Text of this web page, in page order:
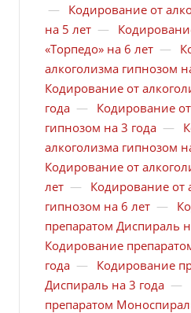
—
Кодирование от
на 5 лет —
«Торпедо» на 6 лет —
алкоголизма гипнозом
Кодирование от
года —
Кодирование
гипнозом на 3 года —
алкоголизма гипнозом
Кодирование от
лет —
Кодирование от
гипнозом на 6 лет —
препаратом Диспираль
Кодирование
года —
Кодирование
Диспираль на 3 года —
препаратом